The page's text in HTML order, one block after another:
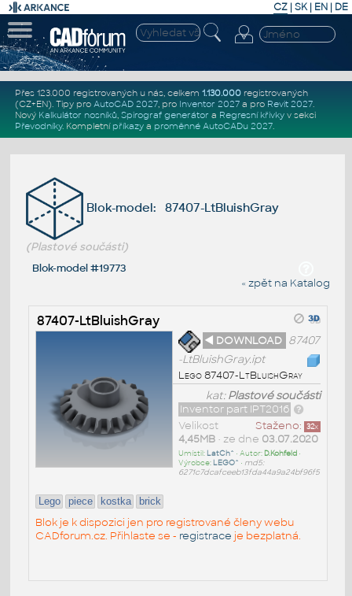
CZ | SK| EN | DE
Přes 123.000 registrovaných u nás, celkem 1.130.000registrovaných
(CZ+EN). Tipy pro AutoCAD 2027, pro Inventor 2027a pro Revit 2027.
Nový Kalkulátor nosníků, Spirograf generátor a Regresní křivkyv sekci
Převodníky. Kompletní příkazya proměnné AutoCADu 2027.
Blok-model: 87407-LtBluishGray
(Plastové součásti)
Blok-model #19773
« zpět na Katalog
87407-LtBluishGray
◄ DOWNLOAD 87407
-LtBluishGray.ipt
Lego 87407-LtBluishGray
kat:Plastové součásti
Inventor part IPT2016
Staženo: 32x
Velikost
4,45MB• ze dne 03.07.2020
Umístil: LatCh^ • Autor: D.Kohfeld•
Výrobce: LEGO^ • md5:
6271c7dcafceeb13fda44a9a24bf96f5
Lego piece kostka brick
Blok je k dispozici jen pro registrované členy webu
CADforum.cz. Přihlaste se - registrace je bezplatná.